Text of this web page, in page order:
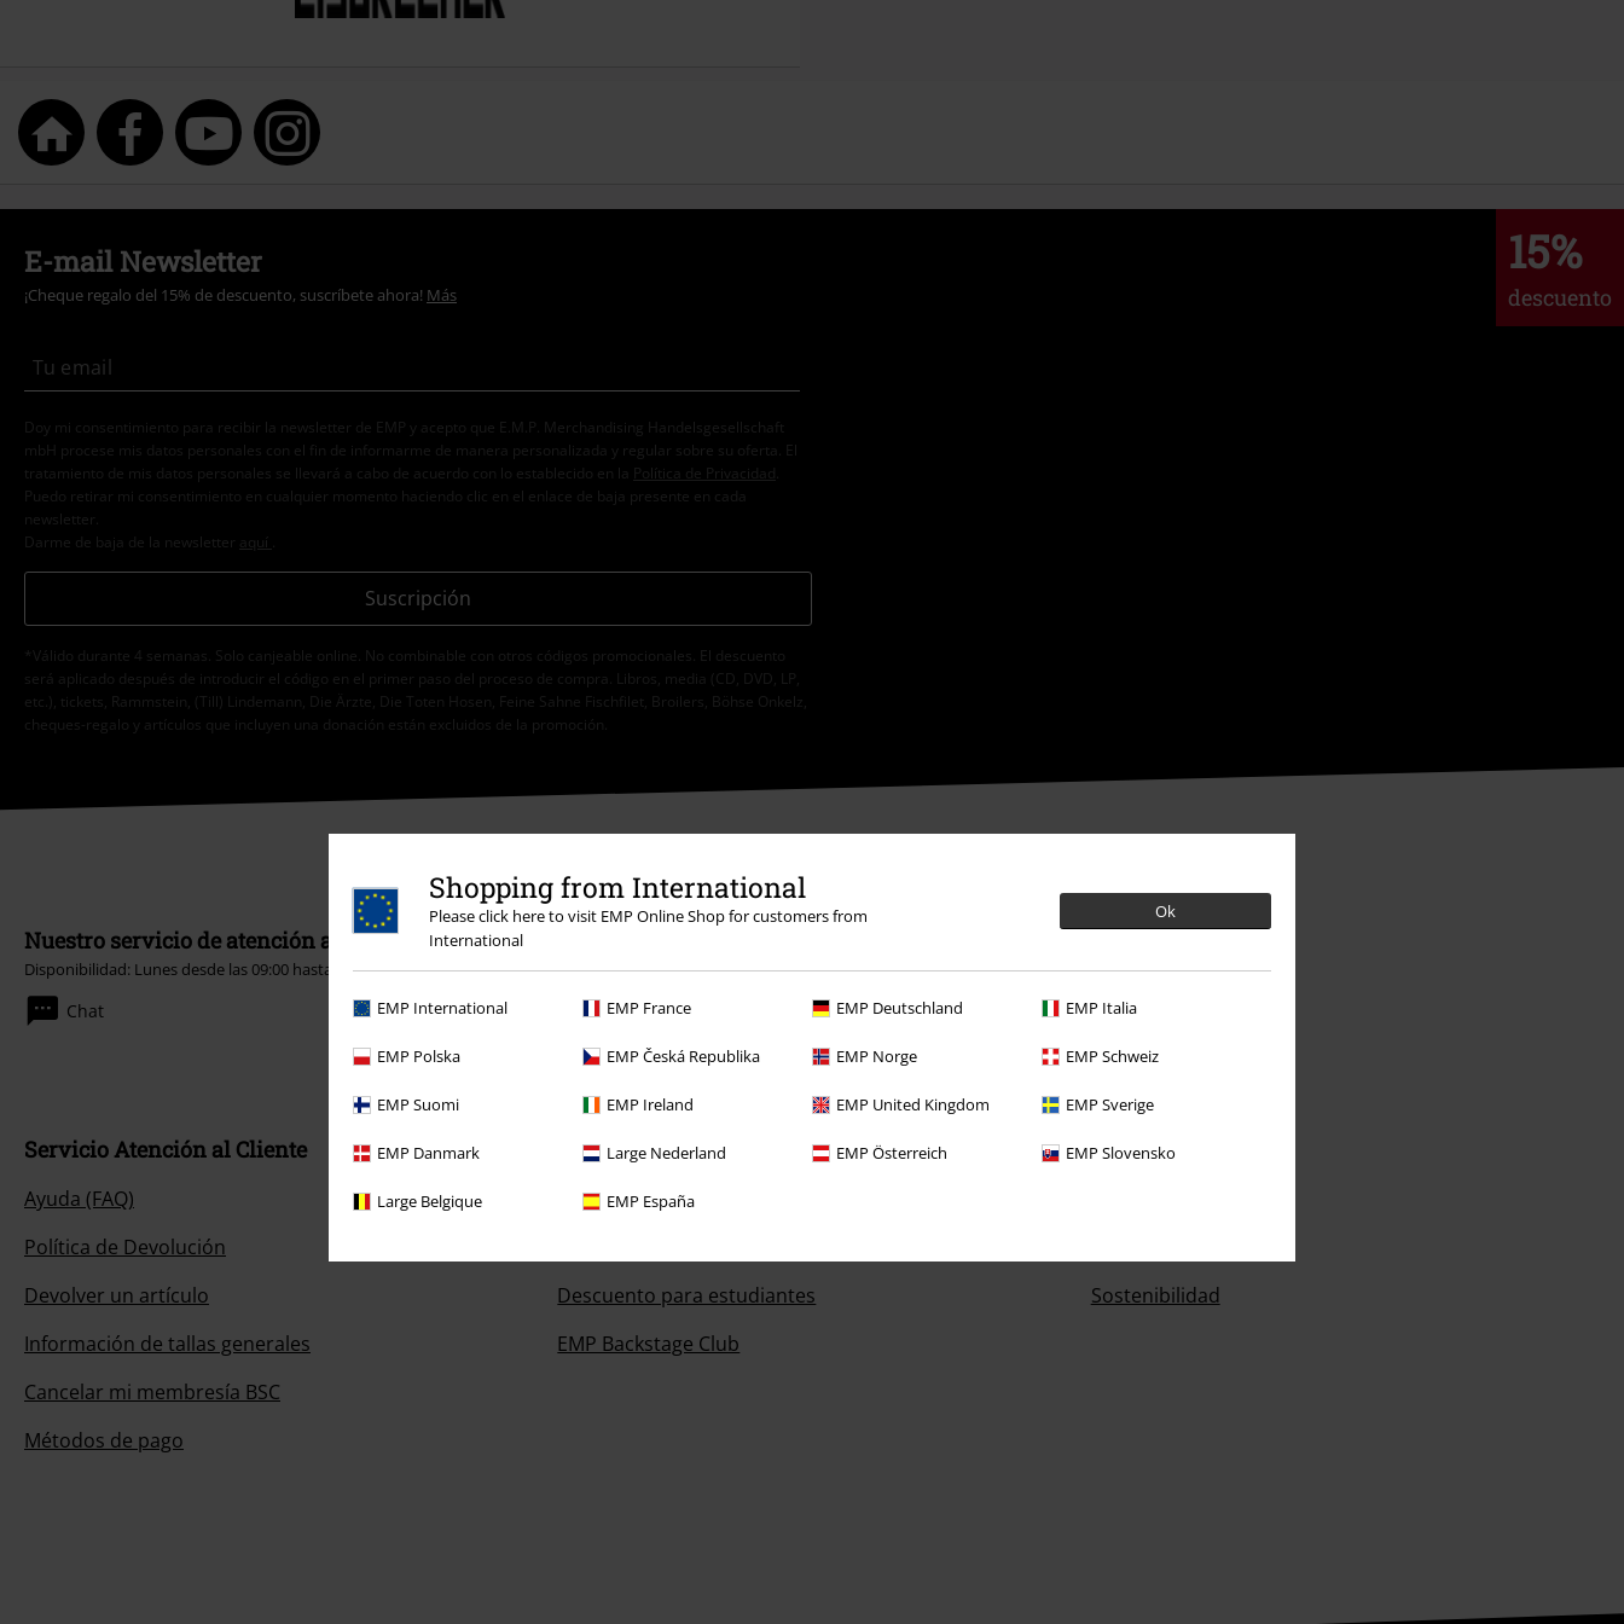
Shopping from International
Please click here to visit EMP Online Shop for customers from
International
Ok
EMP International EMP France EMP Deutschland EMP Italia
EMP Polska EMP Česká Republika EMP Norge EMP Schweiz
EMP Suomi EMP Ireland EMP United Kingdom EMP Sverige
EMP Danmark Large Nederland EMP Österreich EMP Slovensko
Large Belgique EMP España
15%
descuento
E-mail Newsletter
¡Cheque regalo del 15% de descuento, suscríbete ahora! Más
Doy mi consentimiento para recibir la newsletter de EMP y acepto que E.M.P. Merchandising Handelsgesellschaft
mbH procese mis datos personales con el fin de informarme de manera personalizada y regular sobre su oferta. El
tratamiento de mis datos personales se llevará a cabo de acuerdo con lo establecido en la
Política de Privacidad
Puedo retirar mi consentimiento en cualquier momento haciendo clic en el enlace de baja presente en cada
newsletter.
Darme de baja de la newsletter
aquí
Suscripción
*Válido durante 4 semanas. Solo canjeable online. No combinable con otros códigos promocionales. El descuento
será aplicado después de introducir el código en el primer paso del proceso de compra. Libros, media (CD, DVD, LP,
etc.), tickets, Rammstein, (Till) Lindemann, Die Ärzte, Die Toten Hosen, Feine Sahne Fischfilet, Broilers, Böhse Onkelz,
cheques-regalo y artículos que incluyen una donación están excluidos de la promoción.
Nuestro servicio de atención al cliente está a tu disposición
Disponibilidad: Lunes desde las 09:00 hasta las 17:00.Más información
Chat
Servicio Atención al Cliente
Ayuda (FAQ)
Política de Devolución
Devolver un artículo
Información de tallas generales
Cancelar mi membresía BSC
Métodos de pago
Descuentos para ti
Concursos
Descuento para estudiantes
EMP Backstage Club
Sobre EMP
Sostenibilidad